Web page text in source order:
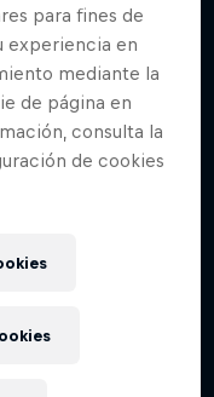
para fines de
experiencia en
mediante la
de página en
consulta la
de cookies